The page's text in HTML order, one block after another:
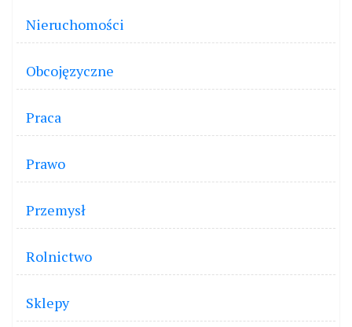
Nieruchomości
Obcojęzyczne
Praca
Prawo
Przemysł
Rolnictwo
Sklepy